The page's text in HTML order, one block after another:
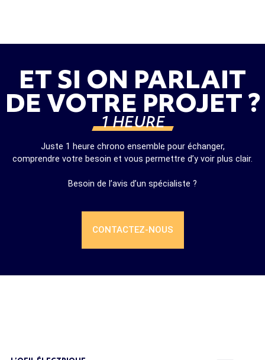
ET SI ON PARLAIT
DE VOTRE PROJET ?
1 HEURE
Juste 1 heure chrono ensemble pour échanger,
comprendre votre besoin et vous permettre d’y voir plus clair.
Besoin de l’avis d’un spécialiste ?
CONTACTEZ-NOUS